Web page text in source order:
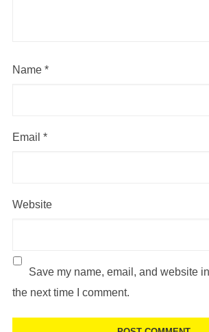
Name *
Email *
Website
Save my name, email, and website
the next time I comment.